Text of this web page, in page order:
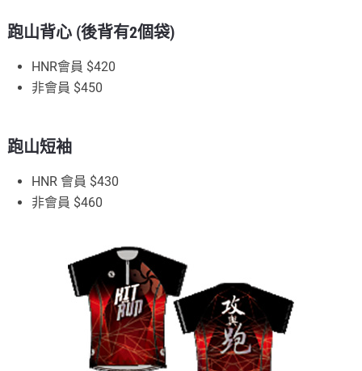
跑山背心 (後背有2個袋)
HNR會員 $420
非會員 $450
跑山短袖
HNR 會員 $430
非會員 $460